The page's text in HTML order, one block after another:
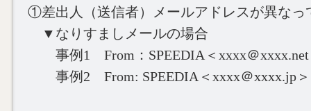
①差出人（送信者）メールアドレスが異なっ
▼なりすましメールの場合
事例1 From：SPEEDIA＜xxxx＠xxxx.net
事例2 From: SPEEDIA＜xxxx＠xxxx.jp＞